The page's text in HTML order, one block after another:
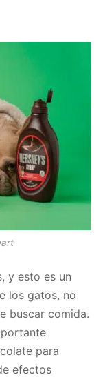
y esto es un
los gatos, no
buscar comida.
para
efectos